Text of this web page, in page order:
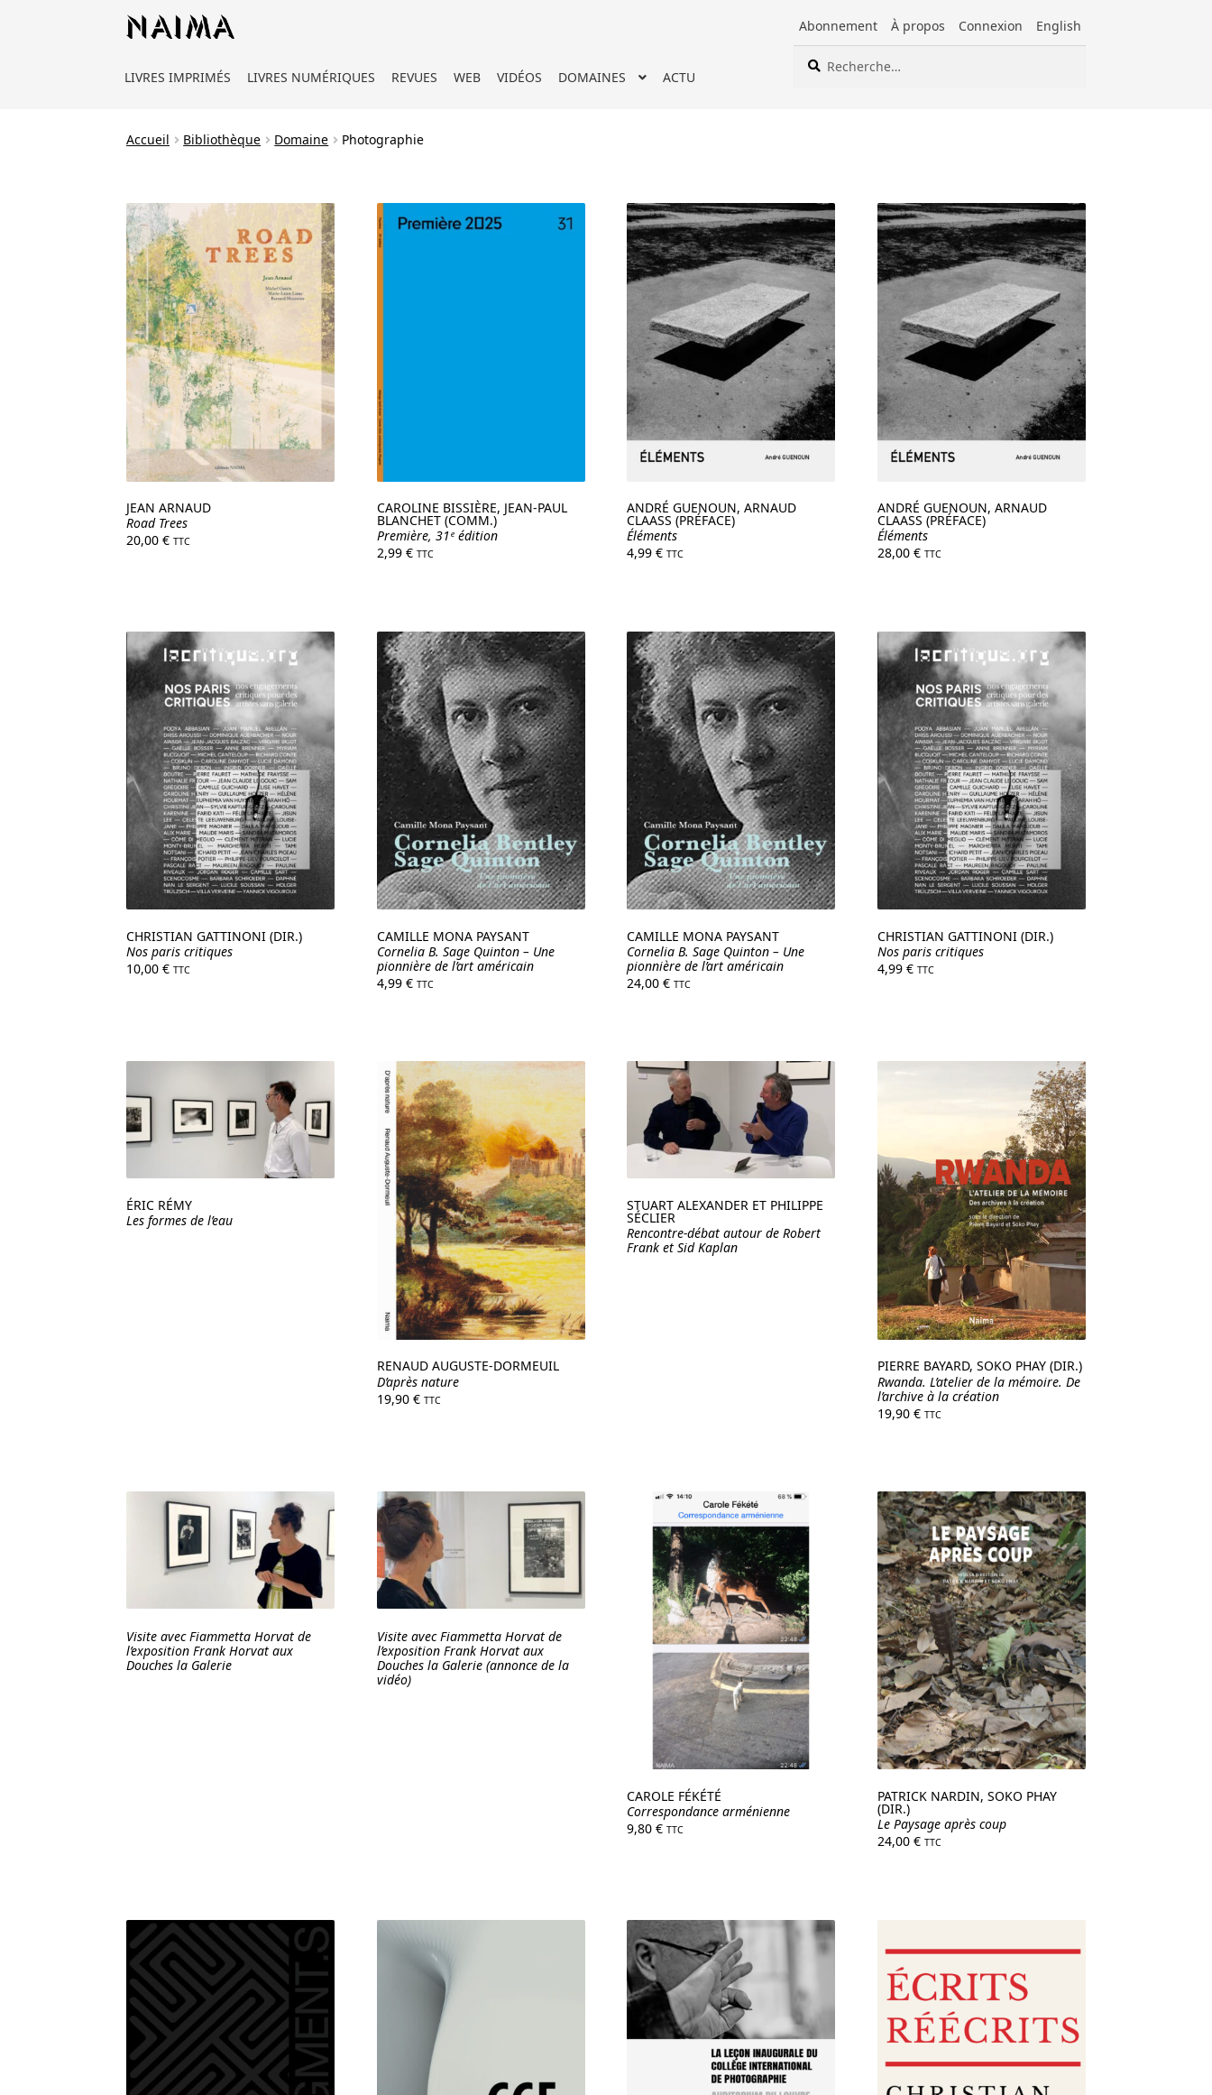
Abonnement À propos Connexion English
LIVRES IMPRIMÉS LIVRES NUMÉRIQUES REVUES WEB VIDÉOS DOMAINES ACTU
Recherche
pour :
Accueil Bibliothèque Domaine Photographie
JEAN ARNAUD
Road Trees
20,00€ TTC
CAROLINE BISSIÈRE, JEAN-PAUL
BLANCHET (COMM.)
Première, 31ᵉ édition
2,99 € TTC
ANDRÉ GUENOUN, ARNAUD
CLAASS (PRÉFACE)
Éléments
4,99€ TTC
ANDRÉ GUENOUN, ARNAUD
CLAASS (PRÉFACE)
Éléments
28,00 € TTC
CHRISTIAN GATTINONI (DIR.)
Nos paris critiques
10,00€ TTC
CAMILLE MONA PAYSANT
Cornelia B. Sage Quinton – Une
pionnière de l’art américain
4,99 € TTC
CAMILLE MONA PAYSANT
Cornelia B. Sage Quinton – Une
pionnière de l’art américain
24,00€ TTC
CHRISTIAN GATTINONI (DIR.)
Nos paris critiques
4,99 € TTC
ÉRIC RÉMY
Les formes de l’eau
RENAUD AUGUSTE-DORMEUIL
D’après nature
19,90 € TTC
STUART ALEXANDER ET PHILIPPE
SÉCLIER
Rencontre-débat autour de Robert
Frank et Sid Kaplan
PIERRE BAYARD, SOKO PHAY (DIR.)
Rwanda. L’atelier de la mémoire. De
l’archive à la création
19,90 € TTC
Visite avec Fiammetta Horvat de
l’exposition Frank Horvat aux
Douches la Galerie
Visite avec Fiammetta Horvat de
l’exposition Frank Horvat aux
Douches la Galerie (annonce de la
vidéo)
CAROLE FÉKÉTÉ
Correspondance arménienne
9,80€ TTC
PATRICK NARDIN, SOKO PHAY
(DIR.)
Le Paysage après coup
24,00 € TTC
Panneau de gestion des cookies